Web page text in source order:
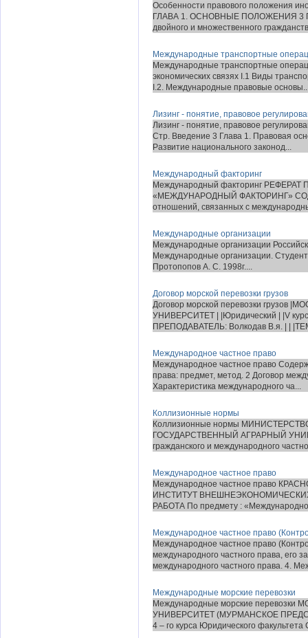
Особенности правового положения
ГЛАВА 1. ОСНОВНЫЕ ПОЛОЖЕНИЯ 3
двойного и множественного
Международные транспортные
Международные транспортные
экономических связях I.1 Виды
I.2. Международные правовые
Лизинг - понятие, правовое
Лизинг - понятие, правовое
Стр. Введение 3 Глава 1. Правовая
Развитие национального законод...
Международный факторинг
Международный факторинг
«МЕЖДУНАРОДНЫЙ ФАКТОРИНГ»
отношений, связанных с
Международные организации
Международные организации
Международные организации.
Протопопов А. С. 1998г....
Договор морской перевозки грузов
Договор морской перевозки
УНИВЕРСИТЕТ | |Юридический | |V
ПРЕПОДАВАТЕЛЬ: Волкодав В.я. | |
Международное частное право
Международное частное право
права: предмет, метод. 2 Договор
Характеристика международного ча...
Коллизионные нормы
Коллизионные нормы
ГОСУДАРСТВЕННЫЙ АГРАРНЫЙ
гражданского и международного
Международное частное право
Международное частное право
ИНСТИТУТ
РАБОТА По предмету :
Международное частное право
Международное частное право
международного частного права, его
международного частного права. 4.
Международные морские перевозки
Международные морские
УНИВЕРСИТЕТ (МУРМАНСКОЕ
4 – го курса Юридического